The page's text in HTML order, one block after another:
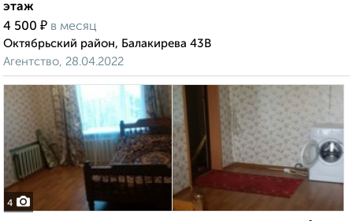
этаж
4 500 ₽ в месяц
Октябрьский район, Балакирева 43В
Агентство, 28.04.2022
4